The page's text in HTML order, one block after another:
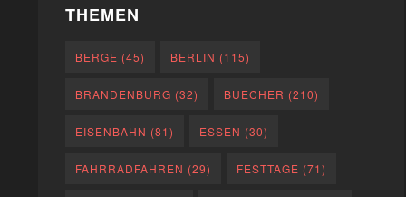
THEMEN
BERGE (45) BERLIN (115)
BRANDENBURG (32) BUECHER (210)
EISENBAHN (81) ESSEN (30)
FAHRRADFAHREN (29) FESTTAGE (71)